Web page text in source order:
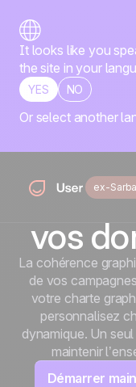
It looks like you
the site in your
YES NO
Or select another
ex-
Accueil
Là où
vos
La cohérence
de vos
votre charte
personnalisez
dynamique. Un
maintenir
Démarrer